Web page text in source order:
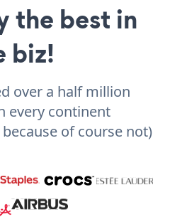
the best in
biz!
over a half million
every continent
of course not)